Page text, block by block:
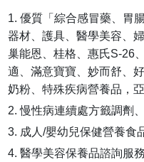
優質「綜合感冒藥、胃
器材、護具、醫學美容、
巢能恩、桂格、惠氏S-26
適、滿意寶寶、妙而舒、
奶粉、特殊疾病營養品，
慢性病連續處方籤調劑
成人/嬰幼兒保健營養食
醫學美容保養品諮詢服務